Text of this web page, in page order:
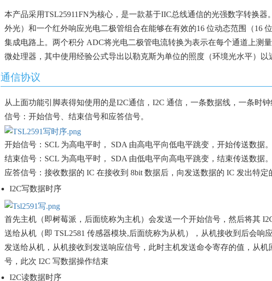
本产品采用TSL25911FN为核心，是一款基于IIC总线通信的光强数字转换
外光）和一个红外响应光电二极管组合在能够在有效的16 位动态范围（16
集成电路上。两个积分 ADC将光电二极管电流转换为表示在每个通道上测
微处理器，其中使用经验公式导出以勒克斯为单位的照度（环境光水平）以
通信协议
从上面功能引脚表得知使用的是I2C通信，I2C 通信，一条数据线，一条时
信号：开始信号、结束信号和应答信号。
开始信号：SCL 为高电平时， SDA 由高电平向低电平跳变，开始传送数据
结束信号：SCL 为高电平时， SDA 由低电平向高电平跳变，结束传送数据
应答信号：接收数据的 IC 在接收到 8bit 数据后，向发送数据的 IC 发出特
I2C写数据时序
首先主机（即树莓派，后面统称为主机）会发送一个开始信号，然后将其
送给从机（即 TSL2581 传感器模块,后面统称为从机），从机接收到后会响
发送给从机，从机接收到发送响应信号，此时主机发送命令寄存的值，从
号，此次 I2C 写数据操作结束
I2C读数据时序